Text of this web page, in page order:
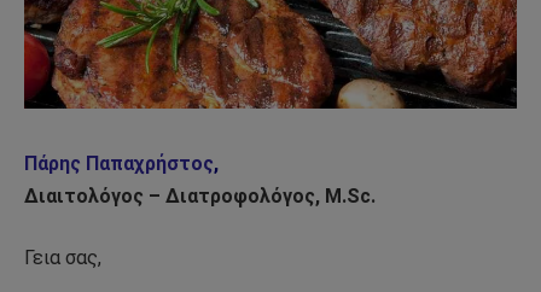
Πάρης Παπαχρήστος,
Διαιτολόγος – Διατροφολόγος, M.Sc.
Γεια σας,